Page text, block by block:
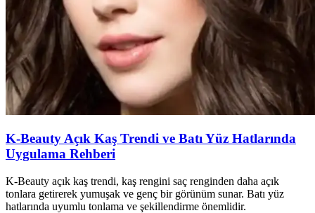
K-Beauty Açık Kaş Trendi ve Batı Yüz Hatlarında
Uygulama Rehberi
K-Beauty açık kaş trendi, kaş rengini saç renginden daha açık
tonlara getirerek yumuşak ve genç bir görünüm sunar. Batı yüz
hatlarında uyumlu tonlama ve şekillendirme önemlidir.